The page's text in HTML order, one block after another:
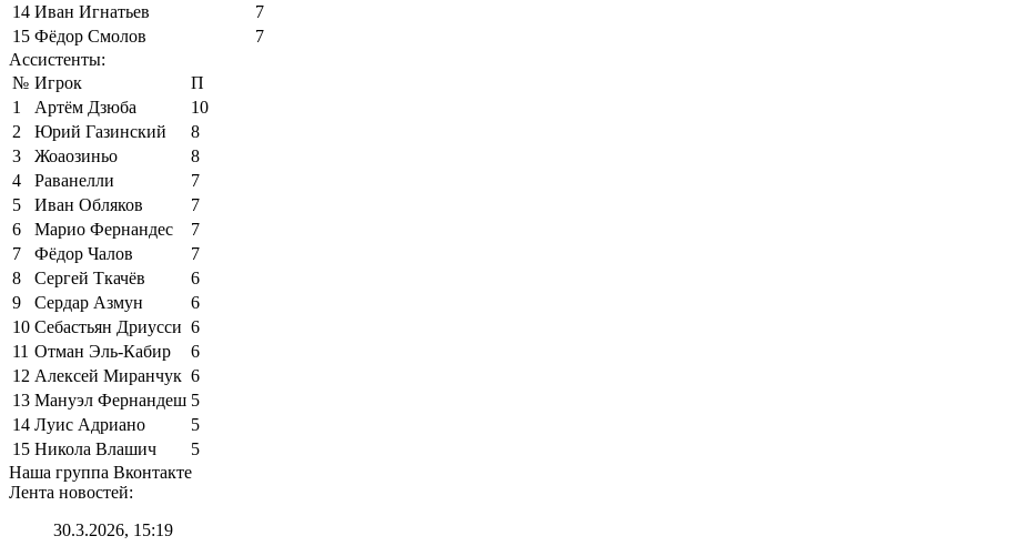
14 Иван Игнатьев
7
15 Фёдор Смолов
7
Ассистенты:
№ Игрок
П
1
Артём Дзюба
10
2
Юрий Газинский
8
3
Жоаозиньо
8
4
Раванелли
7
5
Иван Обляков
7
6
Марио Фернандес
7
7
Фёдор Чалов
7
8
Сергей Ткачёв
6
9
Сердар Азмун
6
10 Себастьян Дриусси 6
11 Отман Эль-Кабир
6
12 Алексей Миранчук 6
13 Мануэл Фернандеш 5
14 Луис Адриано
5
15 Никола Влашич
5
Наша группа Вконтакте
Лента новостей:
30.3.2026, 15:19